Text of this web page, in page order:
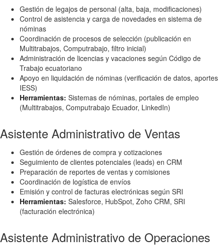
Gestión de legajos de personal (alta, baja, modificaciones)
Control de asistencia y carga de novedades en sistema de
nóminas
Coordinación de procesos de selección (publicación en
Multitrabajos, Computrabajo, filtro inicial)
Administración de licencias y vacaciones según Código de
Trabajo ecuatoriano
Apoyo en liquidación de nóminas (verificación de datos, aportes
IESS)
Herramientas: Sistemas de nóminas, portales de empleo
(Multitrabajos, Computrabajo Ecuador, LinkedIn)
Asistente Administrativo de Ventas
Gestión de órdenes de compra y cotizaciones
Seguimiento de clientes potenciales (leads) en CRM
Preparación de reportes de ventas y comisiones
Coordinación de logística de envíos
Emisión y control de facturas electrónicas según SRI
Herramientas: Salesforce, HubSpot, Zoho CRM, SRI
(facturación electrónica)
Asistente Administrativo de Operaciones